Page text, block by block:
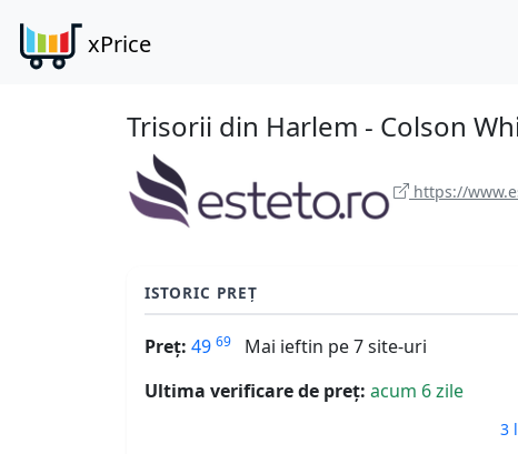
xPrice
Trisorii din Harlem - Colson
https://
ISTORIC PREȚ
Preț: 49 69
Mai ieftin pe 7 site-uri
Ultima verificare de preț: acum 6 zile
3